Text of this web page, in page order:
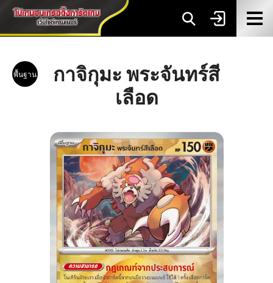
พื้นฐาน
กาจิกุมะ พระจันทร์สี
เลือด